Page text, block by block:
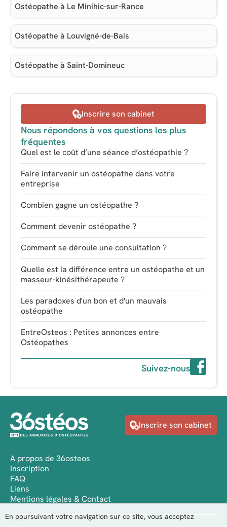
Ostéopathe à Le Minihic-sur-Rance
Ostéopathe à Louvigné-de-Bais
Ostéopathe à Saint-Domineuc
Inscrire son cabinet
Nous répondons à vos questions les plus
fréquentes
Quel est le coût d’une séance d’ostéopathie ?
Faire intervenir un ostéopathe dans votre
entreprise
Combien gagne un ostéopathe ?
Comment devenir ostéopathe ?
Comment se déroule une consultation ?
Quelle est la différence entre un ostéopathe et un
masseur-kinésithérapeute ?
Les paradoxes d'un bon et d'un mauvais
ostéopathe
EntreOsteos : Petites annonces entre
Ostéopathes
Suivez-nous
En poursuivant votre navigation sur ce site, vous acceptez
Inscrire son cabinet
A propos de 36osteos
Inscription
FAQ
Liens
Mentions légales & Contact